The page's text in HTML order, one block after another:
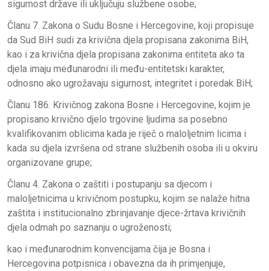
sigurnost države ili uključuju službene osobe;
Članu 7. Zakona o Sudu Bosne i Hercegovine, koji propisuje
da Sud BiH sudi za krivična djela propisana zakonima BiH,
kao i za krivična djela propisana zakonima entiteta ako ta
djela imaju međunarodni ili među-entitetski karakter,
odnosno ako ugrožavaju sigurnost, integritet i poredak BiH;
Članu 186. Krivičnog zakona Bosne i Hercegovine, kojim je
propisano krivično djelo trgovine ljudima sa posebno
kvalifikovanim oblicima kada je riječ o maloljetnim licima i
kada su djela izvršena od strane službenih osoba ili u okviru
organizovane grupe;
Članu 4. Zakona o zaštiti i postupanju sa djecom i
maloljetnicima u krivičnom postupku, kojim se nalaže hitna
zaštita i institucionalno zbrinjavanje djece-žrtava krivičnih
djela odmah po saznanju o ugroženosti;
kao i međunarodnim konvencijama čija je Bosna i
Hercegovina potpisnica i obavezna da ih primjenjuje,